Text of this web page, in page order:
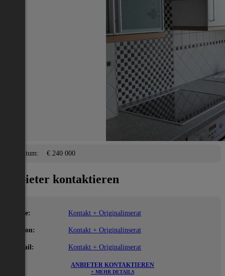
Wien 15., Rudolfsheim-Fünfhaus
Eigentum: € 240 000
Anbieter kontaktieren
Name: Kontakt + Originalinserat
Telefon: Kontakt + Originalinserat
E-Mail: Kontakt + Originalinserat
ANBIETER KONTAKTIEREN
+ MEHR DETAILS